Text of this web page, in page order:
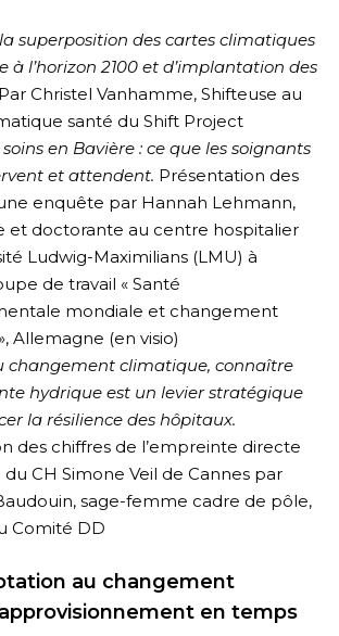
superposition des cartes climatiques
à l’horizon 2100 et d’implantation des
Par Christel Vanhamme, Shifteuse au
santé du Shift Project
en Bavière : ce que les soignants
et attendent. Présentation des
enquête par Hannah Lehmann,
et doctorante au centre hospitalier
Ludwig-Maximilians (LMU) à
de travail « Santé
mondiale et changement
Allemagne (en visio)
changement climatique, connaître
hydrique est un levier stratégique
la résilience des hôpitaux.
des chiffres de l’empreinte directe
CH Simone Veil de Cannes par
sage-femme cadre de pôle,
Comité DD
au changement
en temps